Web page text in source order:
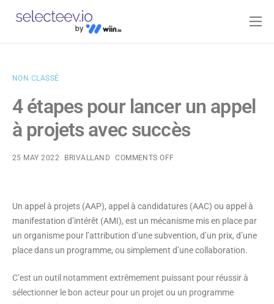
Home
Contact
Log-in
NON CLASSÉ
4 étapes pour lancer un appel
à projets avec succès
25 MAY 2022 BRIVALLAND COMMENTS OFF
Un appel à projets (AAP), appel à candidatures (AAC) ou appel à
manifestation d’intérêt (AMI), est un mécanisme mis en place par
un organisme pour l’attribution d’une subvention, d’un prix, d’une
place dans un programme, ou simplement d’une collaboration.
C’est un outil notamment extrêmement puissant pour réussir à
sélectionner le bon acteur pour un projet ou un programme